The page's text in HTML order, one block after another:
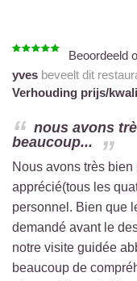
Beoordeeld
yves beveelt dit
Verhouding prijs/
nous avons
beaucoup...
Nous avons très
apprécié(tous les
personnel. Bien que
demandé avant le
notre visite guidée
beaucoup de